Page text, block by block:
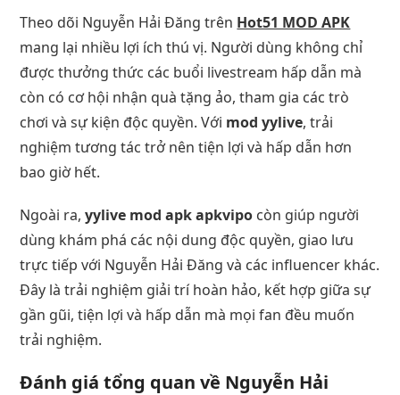
Theo dõi Nguyễn Hải Đăng trên Hot51 MOD APK
mang lại nhiều lợi ích thú vị. Người dùng không chỉ
được thưởng thức các buổi livestream hấp dẫn mà
còn có cơ hội nhận quà tặng ảo, tham gia các trò
chơi và sự kiện độc quyền. Với mod yylive, trải
nghiệm tương tác trở nên tiện lợi và hấp dẫn hơn
bao giờ hết.
Ngoài ra,yylive mod apk apkvipo còn giúp người
dùng khám phá các nội dung độc quyền, giao lưu
trực tiếp với Nguyễn Hải Đăng và các influencer khác.
Đây là trải nghiệm giải trí hoàn hảo, kết hợp giữa sự
gần gũi, tiện lợi và hấp dẫn mà mọi fan đều muốn
trải nghiệm.
Đánh giá tổng quan về Nguyễn Hải